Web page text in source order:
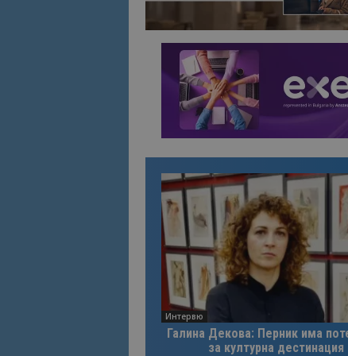
Интервю
Галина Декова: Перник има
за културна дестинация